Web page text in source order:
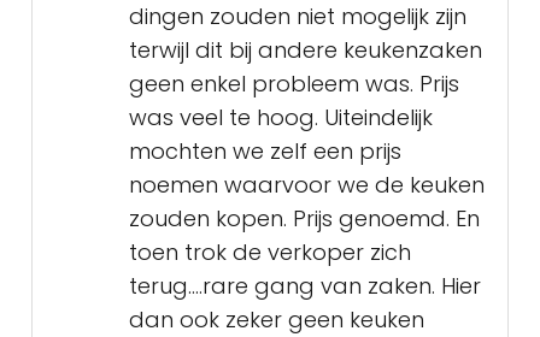
dingen zouden niet mogelijk zijn
terwijl dit bij andere keukenzaken
geen enkel probleem was. Prijs
was veel te hoog. Uiteindelijk
mochten we zelf een prijs
noemen waarvoor we de keuken
zouden kopen. Prijs genoemd. En
toen trok de verkoper zich
terug....rare gang van zaken. Hier
dan ook zeker geen keuken